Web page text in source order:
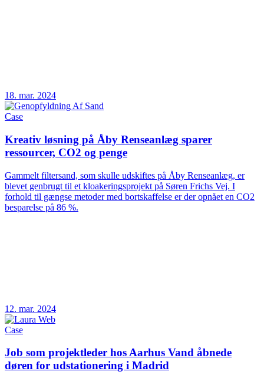
18. mar. 2024
Case
Kreativ løsning på Åby Renseanlæg sparer
ressourcer, CO2 og penge
Gammelt filtersand, som skulle udskiftes på Åby Renseanlæg, er
blevet genbrugt til et kloakeringsprojekt på Søren Frichs Vej. I
forhold til gængse metoder med bortskaffelse er der opnået en CO2
besparelse på 86 %.
12. mar. 2024
Case
Job som projektleder hos Aarhus Vand åbnede
døren for udstationering i Madrid